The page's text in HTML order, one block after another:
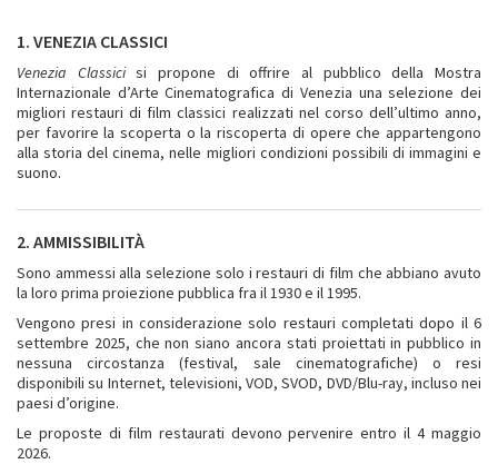
1. VENEZIA CLASSICI
Venezia Classicisi propone di offrire al pubblico della Mostra
Internazionale d’Arte Cinematografica di Venezia una selezione dei
migliori restauri di film classici realizzati nel corso dell’ultimo anno,
per favorire la scoperta o la riscoperta di opere che appartengono
alla storia del cinema, nelle migliori condizioni possibili di immagini e
suono.
2. AMMISSIBILITÀ
Sono ammessi alla selezione solo i restauri di film che abbiano avuto
la loro prima proiezione pubblica fra il 1930 e il 1995.
Vengono presi in considerazione solo restauri completati dopo il 6
settembre 2025, che non siano ancora stati proiettati in pubblico in
nessuna circostanza (festival, sale cinematografiche) o resi
disponibili su Internet, televisioni, VOD, SVOD, DVD/Blu-ray, incluso nei
paesi d’origine.
Le proposte di film restaurati devono pervenire entro il 4 maggio
2026.